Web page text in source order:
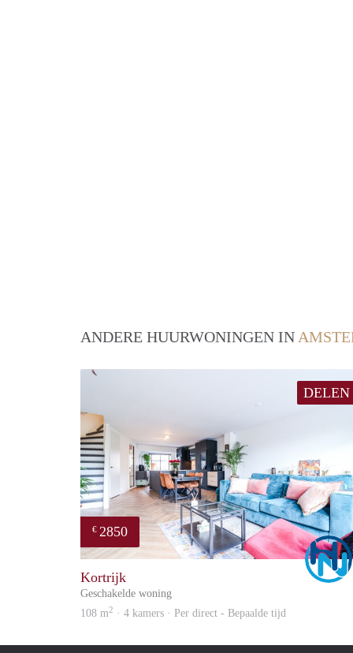
ANDERE HUURWONINGEN IN
DELEN
€ 2850
Kortrijk
Geschakelde woning
108 m2 · 4 kamers · Per direct - Bepaalde tijd